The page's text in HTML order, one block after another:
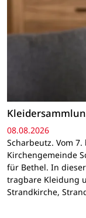
08.08.2026
Scharbeutz. Vom
Kirchengemeinde
für Bethel. In
tragbare Kleidung
Strandkirche,